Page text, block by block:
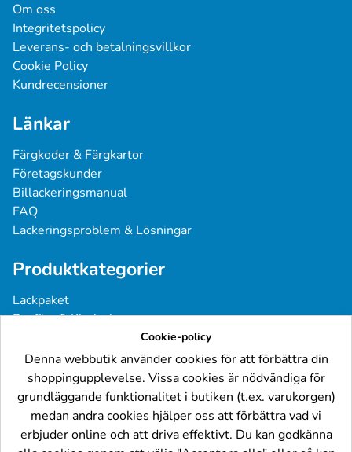
Om oss
Integritetspolicy
Leverans- och betalningsvillkor
Cookie Policy
Kundrecensioner
Länkar
Färgkoder & Färgkartor
Företagskunder
Billackeringsmanual
FAQ
Lackeringsproblem & Lösningar
Produktkategorier
Lackpaket
Basfärg & Klarlack
Grundfärg & Spackel
Verktyg & Tillbehör
Industri- & Yrkeslack
Följ oss
Cookie-policy
Denna webbutik använder cookies för att förbättra din
shoppingupplevelse. Vissa cookies är nödvändiga för
grundläggande funktionalitet i butiken (t.ex. varukorgen)
medan andra cookies hjälper oss att förbättra vad vi
erbjuder online och att driva effektivt. Du kan godkänna